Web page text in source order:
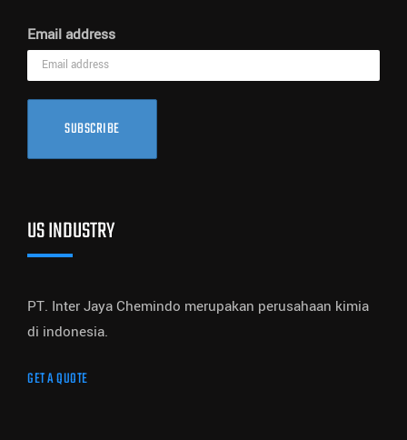
Email address
SUBSCRIBE
US INDUSTRY
PT. Inter Jaya Chemindo merupakan perusahaan kimia
di indonesia.
GET A QUOTE